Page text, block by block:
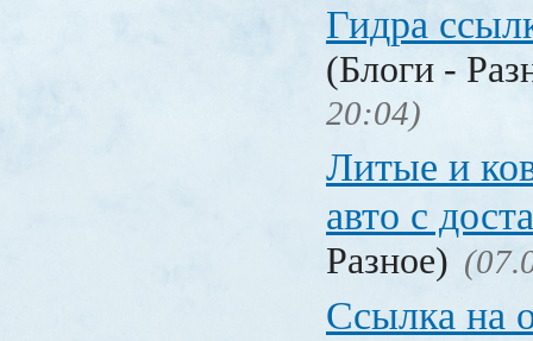
Гидра
(Блоги -
20:04)
Литые и
авто с
Разное)
Ссылка на